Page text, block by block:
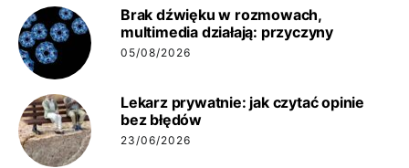
Brak dźwięku w rozmowach,
multimedia działają: przyczyny
05/08/2026
Lekarz prywatnie: jak czytać opinie
bez błędów
23/06/2026